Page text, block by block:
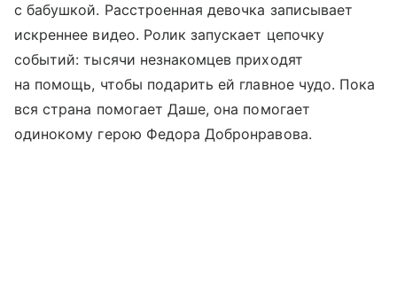
с бабушкой. Расстроенная девочка записывает
искреннее видео. Ролик запускает цепочку
событий: тысячи незнакомцев приходят
на помощь, чтобы подарить ей главное чудо. Пока
вся страна помогает Даше, она помогает
одинокому герою Федора Добронравова.